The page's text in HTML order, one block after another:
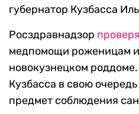
губернатор Кузбасса
Росздравнадзор
медпомощи роженицам
новокузнецком
Кузбасса в свою очередь
предмет соблюдения